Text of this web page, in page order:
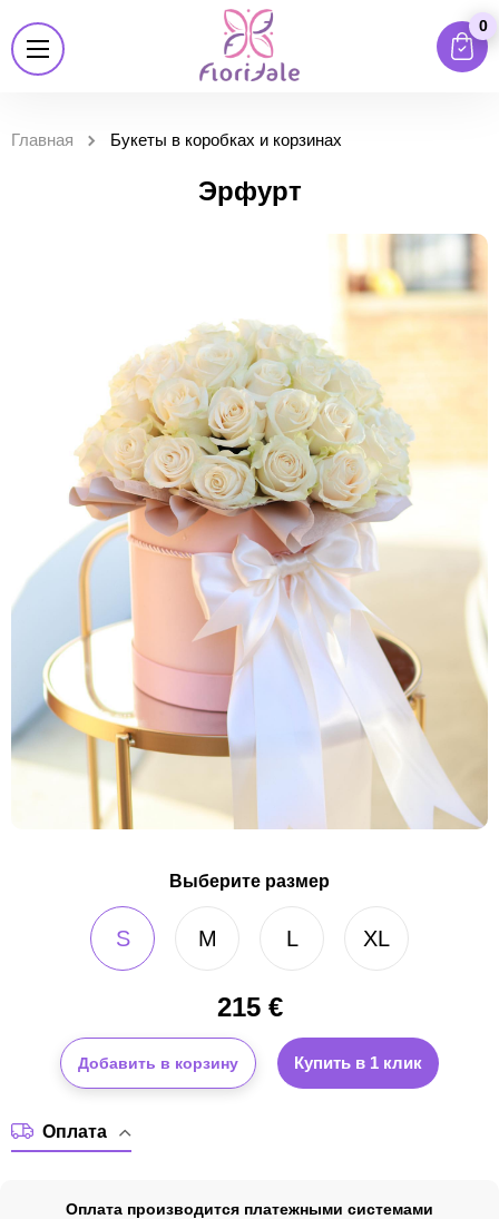
0
Главная Букеты в коробках и корзинах
Эрфурт
Выберите размер
S M L XL
215€
Добавить в корзину Купить в 1 клик
Оплата
Оплата производится платежными системами